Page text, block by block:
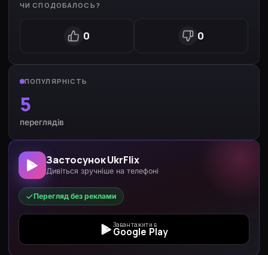
ЧИ СПОДОБАЛОСЬ?
0 0
ПОПУЛЯРНІСТЬ
5
переглядів
Застосунок UkrFlix
Дивіться зручніше на телефоні
Перегляд без реклами
Завантажити в
Google Play